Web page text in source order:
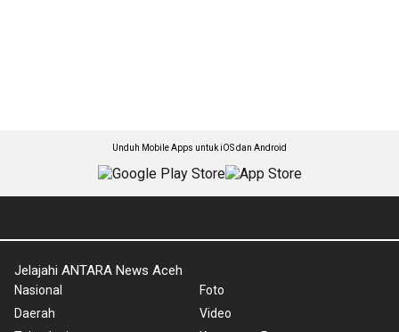
Unduh Mobile Apps untuk iOS dan Android
Jelajahi ANTARA News Aceh
Nasional
Daerah
Foto
Video